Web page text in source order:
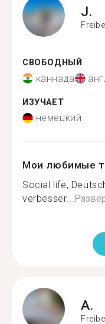
J.
СВОБОДНЫЙ
каннада
ИЗУЧАЕТ
немецкий
Мои любимые
Social life,
verbesser...
A.